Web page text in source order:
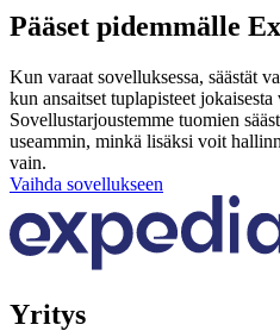
Pääset pidemmälle
Kun varaat sovelluksessa, säästät
kun ansaitset tuplapisteet jokaisesta
Sovellustarjoustemme tuomien
useammin, minkä lisäksi voit
vain.
Vaihda sovellukseen
Yritys